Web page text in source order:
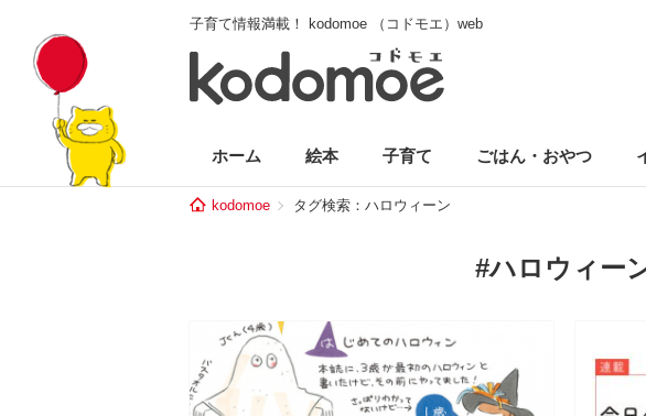
子育て情報満載！ kodomoe （コドモエ）web
ホーム 絵本 子育て ごはん・おやつ
kodomoe タグ検索：ハロウィーン
#ハロウィー